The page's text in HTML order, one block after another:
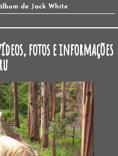
de Jack White
fotos e informações